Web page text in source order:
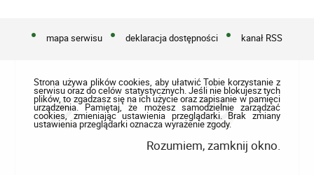
mapa serwisu deklaracja dostępności kanał RSS
Strona używa plików cookies, aby ułatwić Tobie korzystanie z
serwisu oraz do celów statystycznych. Jeśli nie blokujesz tych
plików, to zgadzasz się na ich użycie oraz zapisanie w pamięci
urządzenia. Pamiętaj, że możesz samodzielnie zarządzać
cookies, zmieniając ustawienia przeglądarki. Brak zmiany
ustawienia przeglądarki oznacza wyrażenie zgody.
Rozumiem, zamknij okno.